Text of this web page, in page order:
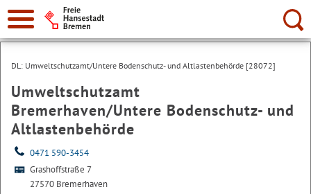
Suche:
DL: Umweltschutzamt/Untere Bodenschutz- und Altlastenbehörde [28072]
Umweltschutzamt
Bremerhaven/Untere Bodenschutz- und
Altlastenbehörde
0471 590-3454
Grashoffstraße 7
27570 Bremerhaven